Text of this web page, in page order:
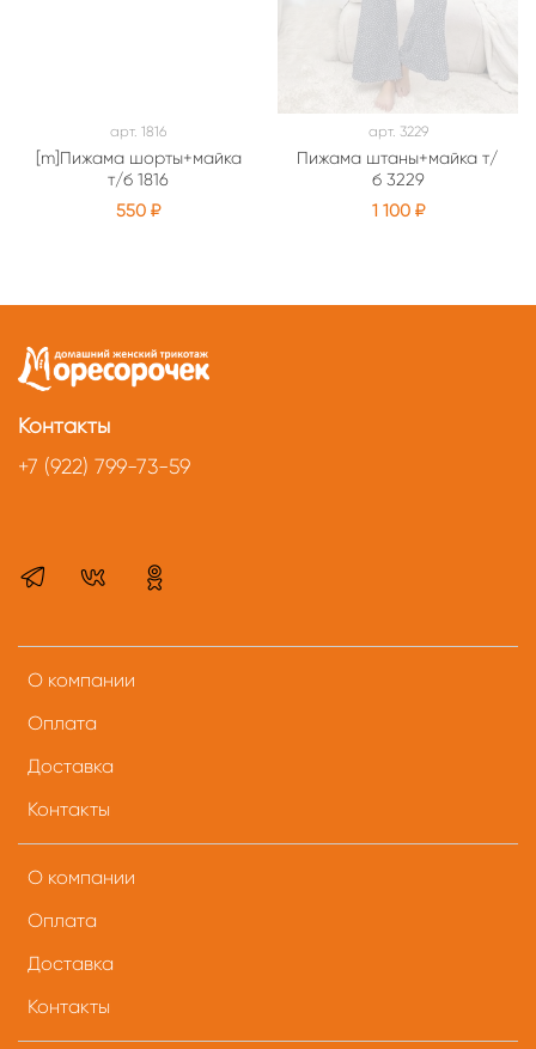
арт. 1816
[m]Пижама шорты+майка
т/б 1816
550 ₽
арт. 3229
Пижама штаны+майка т/
б 3229
1 100 ₽
О компании
Оплата
Доставка
Контакты
О компании
Оплата
Доставка
Контакты
Контакты
+7 (922) 799-73-59